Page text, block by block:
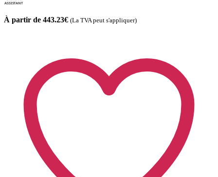
À partir de 443.23€ (La TVA peut s'appliquer)